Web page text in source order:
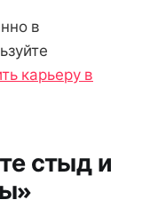
в
карьеру в
стыд и